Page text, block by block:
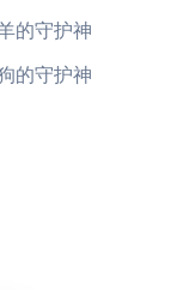
的守护神
的守护神